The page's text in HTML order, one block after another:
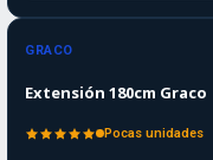
GRACO
Extensión 180cm Graco
Pocas unidades